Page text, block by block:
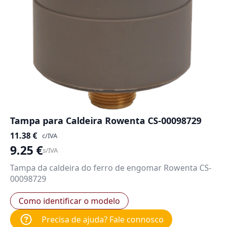
Tampa para Caldeira Rowenta CS-00098729
11.38€ c/IVA
9.25€s/IVA
Tampa da caldeira do ferro de engomar Rowenta CS-
00098729
Como identificar o modelo
Precisa de ajuda? Fale connosco